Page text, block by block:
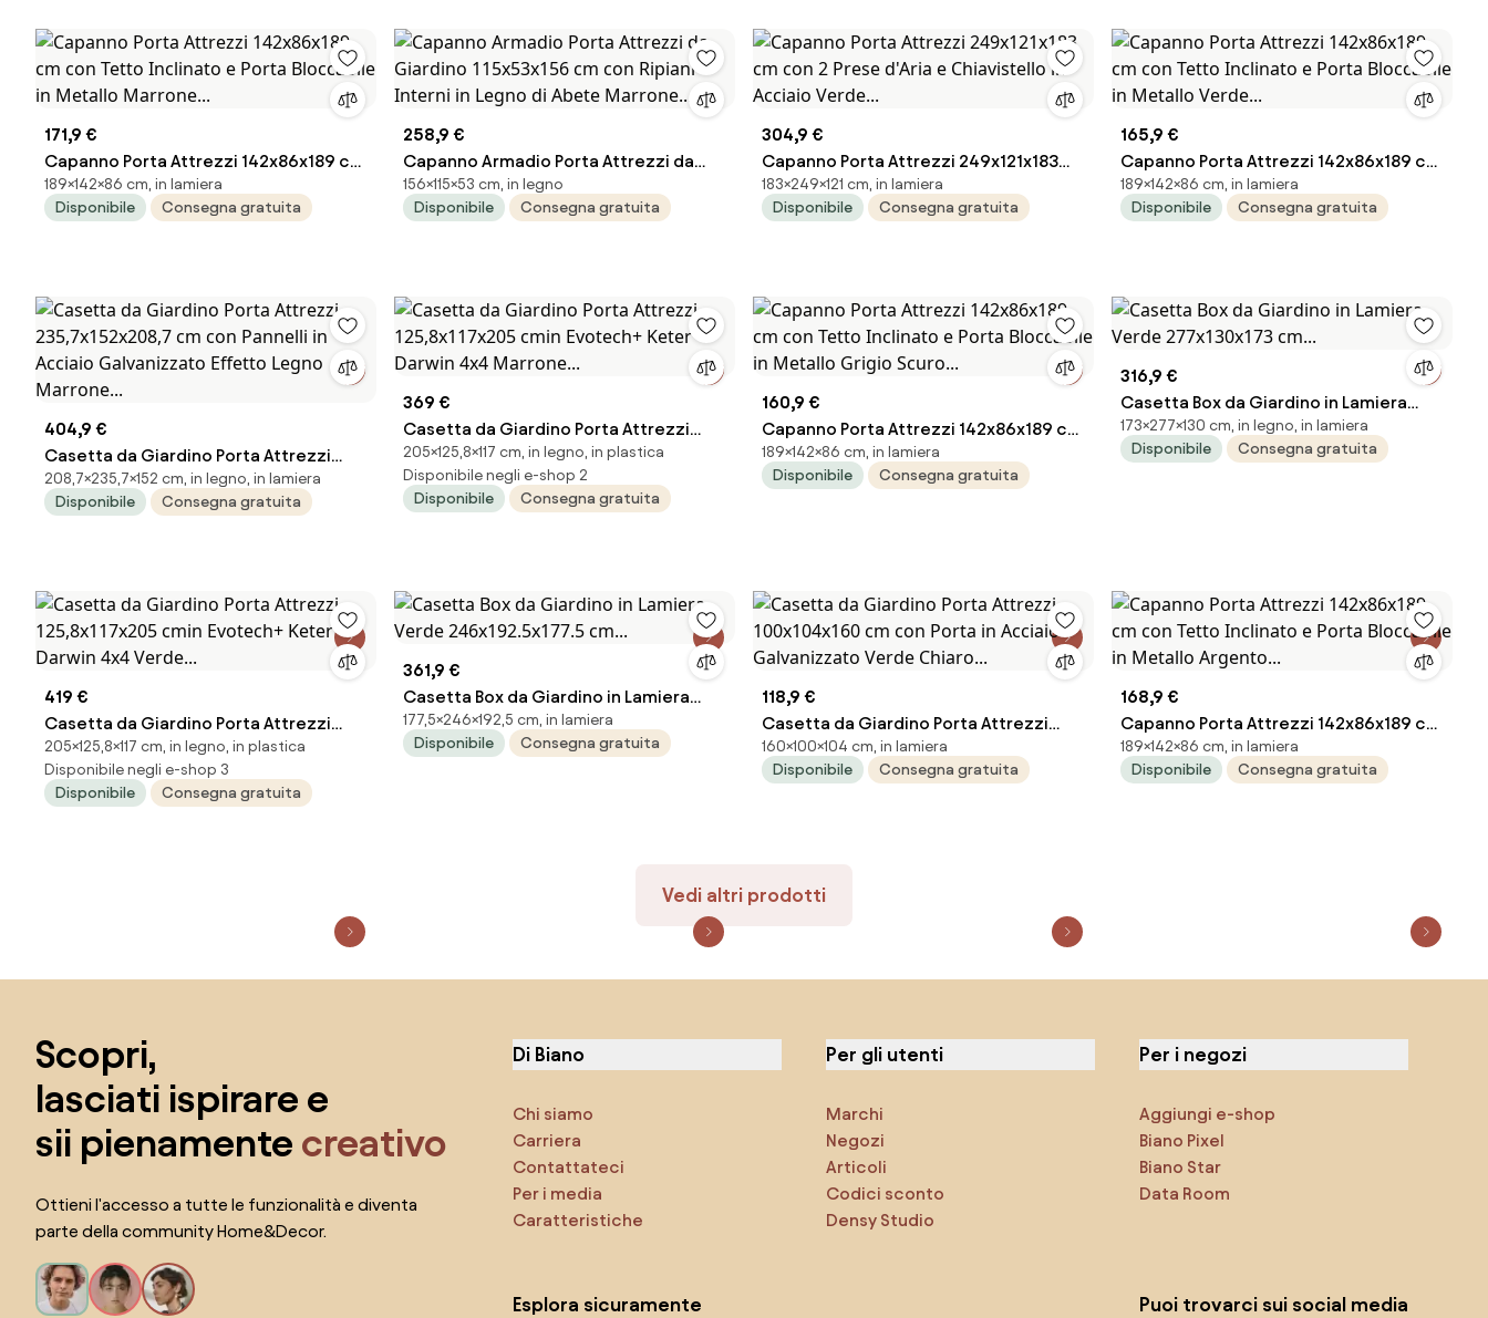
171,9 €
Capanno Porta Attrezzi 142x86x189 cm
con Tetto Inclinato e Porta Bloccabile
in Metallo Marrone...
189×142×86 cm, in lamiera
Disponibile
Consegna gratuita
258,9 €
Capanno Armadio Porta Attrezzi da
Giardino 115x53x156 cm con Ripiani
Interni in Legno di Abete Marrone...
156×115×53 cm, in legno
Disponibile
Consegna gratuita
304,9 €
Capanno Porta Attrezzi 249x121x183
cm con 2 Prese d'Aria e Chiavistello in
Acciaio Verde...
183×249×121 cm, in lamiera
Disponibile
Consegna gratuita
165,9 €
Capanno Porta Attrezzi 142x86x189 cm
con Tetto Inclinato e Porta Bloccabile
in Metallo Verde...
189×142×86 cm, in lamiera
Disponibile
Consegna gratuita
404,9 €
Casetta da Giardino Porta Attrezzi
235,7x152x208,7 cm con Pannelli in
Acciaio Galvanizzato Effetto Legno
208,7×235,7×152 cm, in legno, in lamiera
Disponibile
Consegna gratuita
369 €
Casetta da Giardino Porta Attrezzi
125,8x117x205 cmin Evotech+ Keter
Darwin 4x4 Marrone...
205×125,8×117 cm, in legno, in plastica
Disponibile negli e-shop 2
Disponibile
Consegna gratuita
160,9 €
Capanno Porta Attrezzi 142x86x189 cm
con Tetto Inclinato e Porta Bloccabile
in Metallo Grigio Scuro...
189×142×86 cm, in lamiera
Disponibile
Consegna gratuita
316,9 €
Casetta Box da Giardino in Lamiera
Verde 277x130x173 cm...
173×277×130 cm, in legno, in lamiera
Disponibile
Consegna gratuita
419 €
Casetta da Giardino Porta Attrezzi
125,8x117x205 cmin Evotech+ Keter
Darwin 4x4 Verde...
205×125,8×117 cm, in legno, in plastica
Disponibile negli e-shop 3
Disponibile
Consegna gratuita
361,9 €
Casetta Box da Giardino in Lamiera
Verde 246x192.5x177.5 cm...
177,5×246×192,5 cm, in lamiera
Disponibile
Consegna gratuita
118,9 €
Casetta da Giardino Porta Attrezzi
100x104x160 cm con Porta in Acciaio
Galvanizzato Verde Chiaro...
160×100×104 cm, in lamiera
Disponibile
Consegna gratuita
168,9 €
Capanno Porta Attrezzi 142x86x189 cm
con Tetto Inclinato e Porta Bloccabile
in Metallo Argento...
189×142×86 cm, in lamiera
Disponibile
Consegna gratuita
Vedi altri prodotti
Scopri,
lasciati ispirare e
sii pienamente creativo
Ottieni l'accesso a tutte le funzionalità e diventa
parte della community Home&Decor.
Di Biano
Chi siamo
Carriera
Contattateci
Per i media
Caratteristiche
Per gli utenti
Marchi
Negozi
Articoli
Codici sconto
Densy Studio
Per i negozi
Aggiungi e-shop
Biano Pixel
Biano Star
Data Room
Esplora sicuramente Puoi trovarci sui social media